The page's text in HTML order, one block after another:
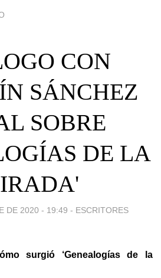
CON
SÁNCHEZ
SOBRE
DE LA
DE 2020 - 19:49 - ESCRITORES
surgió ‘Genealogías de la